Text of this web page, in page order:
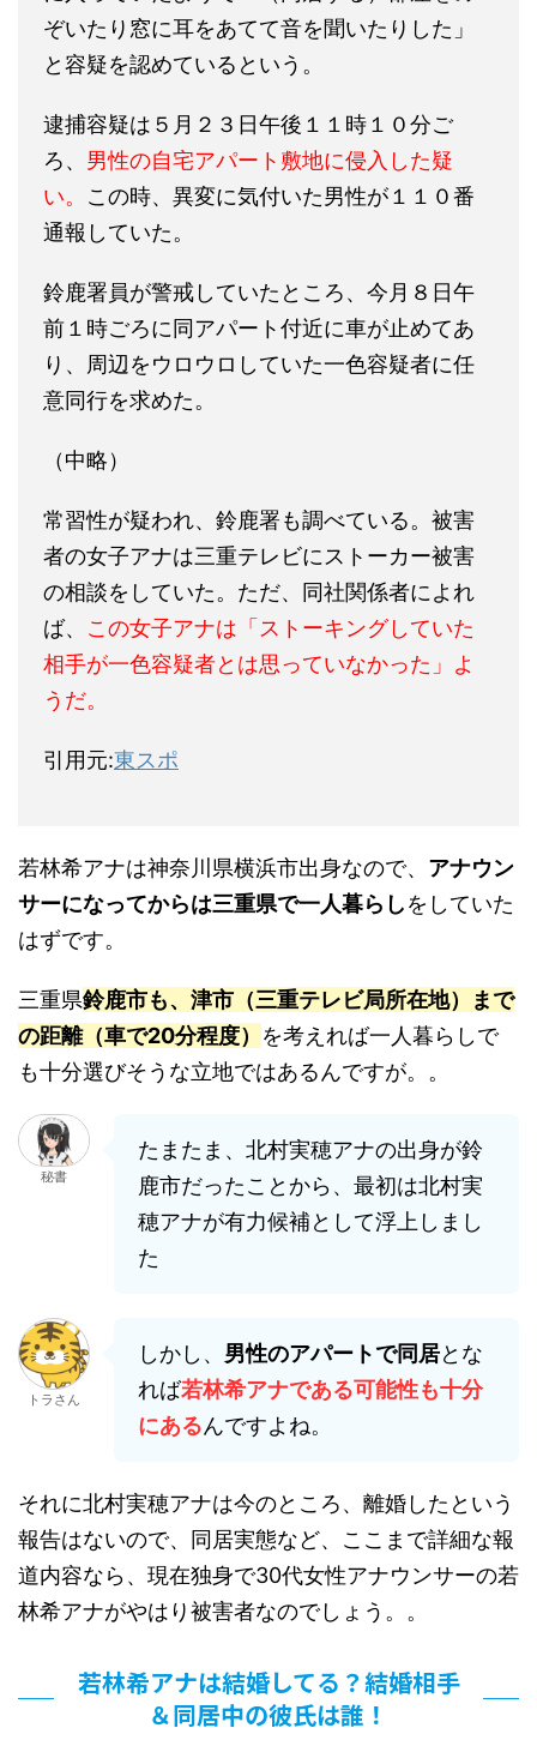
ぞいたり窓に耳をあてて音を聞いたりした」
と容疑を認めているという。
逮捕容疑は５月２３日午後１１時１０分ご
ろ、 男性の自宅アパート敷地に侵入した疑
い。 この時、異変に気付いた男性が１１０番
通報していた。
鈴鹿署員が警戒していたところ、今月８日午
前１時ごろに同アパート付近に車が止めてあ
り、周辺をウロウロしていた一色容疑者に任
意同行を求めた。
（中略）
常習性が疑われ、鈴鹿署も調べている。被害
者の女子アナは三重テレビにストーカー被害
の相談をしていた。ただ、同社関係者によれ
ば、 この女子アナは「ストーキングしていた
相手が一色容疑者とは思っていなかった」よ
うだ。
引用元:東スポ
若林希アナは神奈川県横浜市出身なので、 アナウン
サーになってからは三重県で一人暮らしをしていた
はずです。
三重県鈴鹿市も、津市（三重テレビ局所在地）まで
の距離（車で20分程度） を考えれば一人暮らしで
も十分選びそうな立地ではあるんですが。。
秘書
たまたま、北村実穂アナの出身が鈴
鹿市だったことから、最初は北村実
穂アナが有力候補として浮上しまし
た
トラさん
しかし、 男性のアパートで同居とな
れば若林希アナである可能性も十分
にあるんですよね。
それに北村実穂アナは今のところ、離婚したという
報告はないので、同居実態など、ここまで詳細な報
道内容なら、現在独身で30代女性アナウンサーの若
林希アナがやはり被害者なのでしょう。。
若林希アナは結婚してる？結婚相手
＆同居中の彼氏は誰！